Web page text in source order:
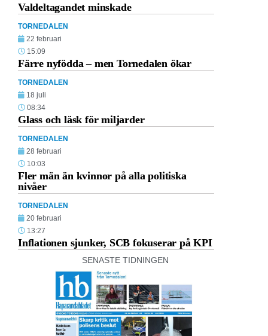
Valdeltagandet minskade
TORNEDALEN
22 februari
15:09
Färre nyfödda – men Tornedalen ökar
TORNEDALEN
18 juli
08:34
Glass och läsk för miljarder
TORNEDALEN
28 februari
10:03
Fler män än kvinnor på alla politiska
nivåer
TORNEDALEN
20 februari
13:27
Inflationen sjunker, SCB fokuserar på KPI
SENASTE TIDNINGEN